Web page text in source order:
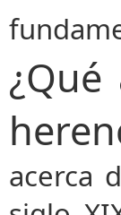
acerca